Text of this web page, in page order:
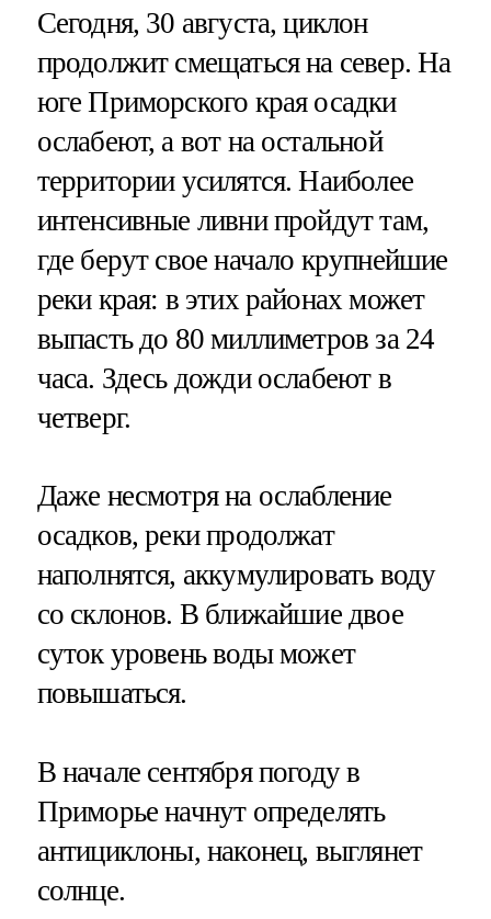
Сегодня, 30 августа, циклон
продолжит смещаться на север. На
юге Приморского края осадки
ослабеют, а вот на остальной
территории усилятся. Наиболее
интенсивные ливни пройдут там,
где берут свое начало крупнейшие
реки края: в этих районах может
выпасть до 80 миллиметров за 24
часа. Здесь дожди ослабеют в
четверг.
Даже несмотря на ослабление
осадков, реки продолжат
наполнятся, аккумулировать воду
со склонов. В ближайшие двое
суток уровень воды может
повышаться.
В начале сентября погоду в
Приморье начнут определять
антициклоны, наконец, выглянет
солнце.